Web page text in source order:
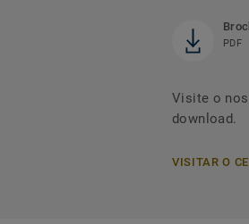
PDF
Visite o
download.
VISITAR O